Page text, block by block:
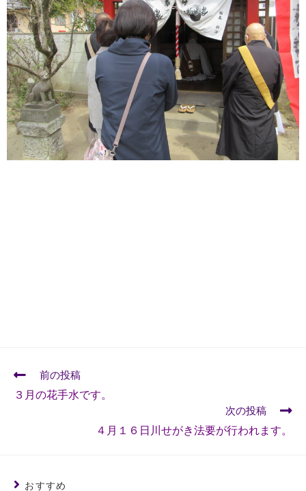
前の投稿
３月の花手水です。
次の投稿
４月１６日川せがき法要が行われます。
おすすめ